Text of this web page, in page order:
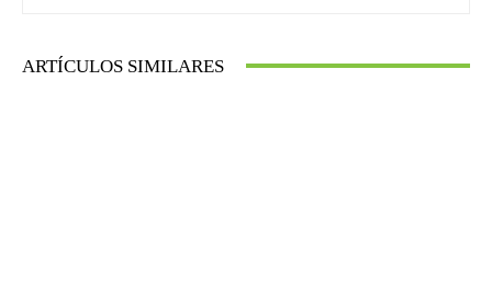
ARTÍCULOS SIMILARES